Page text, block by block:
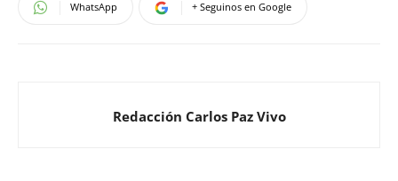
WhatsApp + Seguinos en Google
Redacción Carlos Paz Vivo